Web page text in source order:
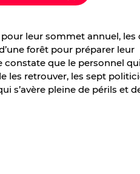
leur sommet annuel, les
forêt pour préparer leur
que le personnel
les retrouver, les sept
s’avère pleine de périls et